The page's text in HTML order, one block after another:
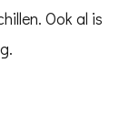
Ook al is